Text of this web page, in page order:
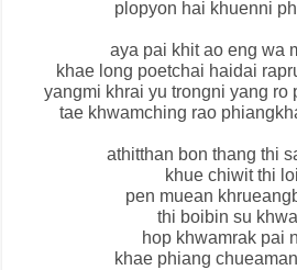
plopyon hai khuenni
aya pai khit ao eng wa
khae long poetchai haidai
yangmi khrai yu trongni yang ro
tae khwamching rao
athitthan bon thang thi
khue chiwit thi
pen muean
thi boibin su
hop khwamrak pai
khae phiang